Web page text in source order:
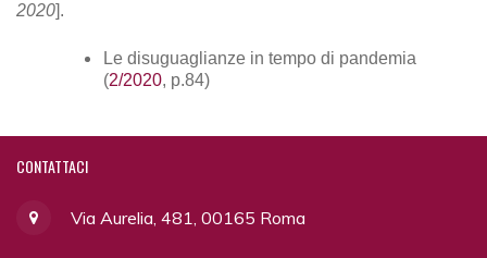
2020].
Le disuguaglianze in tempo di pandemia
(2/2020, p.84)
CONTATTACI
Via Aurelia, 481, 00165 Roma